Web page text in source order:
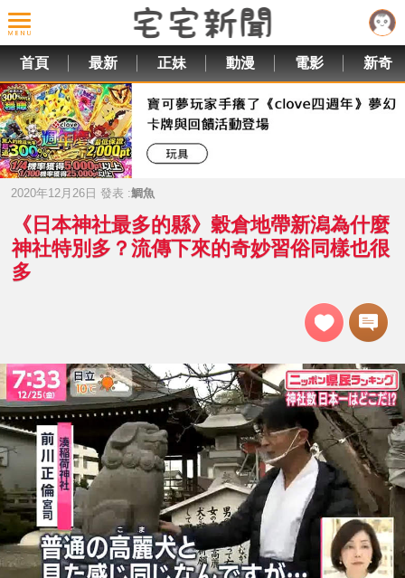
首頁 最新 正妹 動漫 電影 新奇
2020年12月26日 發表 :鯛魚
《日本神社最多的縣》穀倉地帶新潟為什麼
神社特別多？流傳下來的奇妙習俗同樣也很
多